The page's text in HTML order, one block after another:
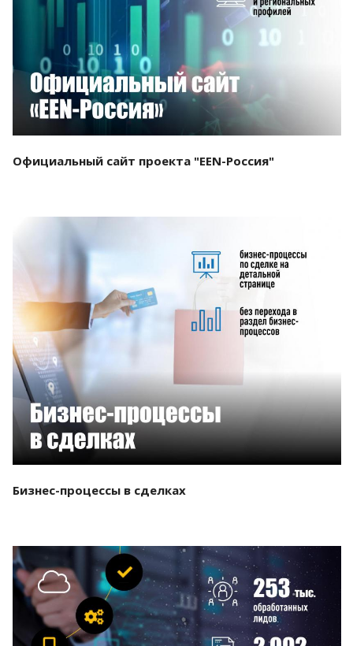
Смотреть проект
Официальный сайт проекта "EEN-Россия"
Бизнес-процессы в сделках